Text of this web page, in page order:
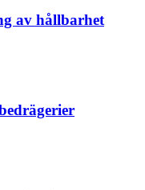
av hållbarhet